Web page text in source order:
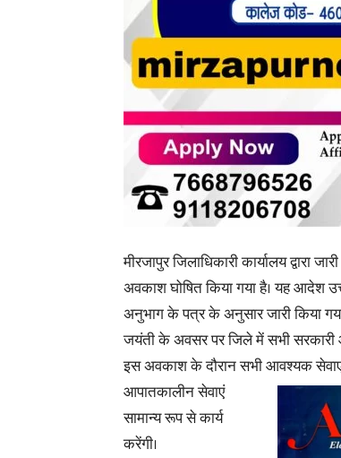
मीरजापुर जिलाधिकारी कार्यालय
अवकाश घोषित किया गया है। यह आदेश
अनुभाग के पत्र के अनुसार जारी किया
जयंती के अवसर पर जिले में सभी सरकारी
इस अवकाश के दौरान सभी आवश्यक
आपातकालीन सेवाएं
सामान्य रूप से कार्य
करेंगी।